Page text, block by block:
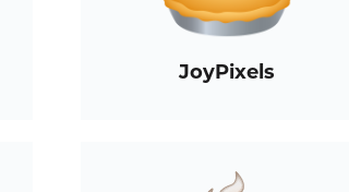
JoyPixels